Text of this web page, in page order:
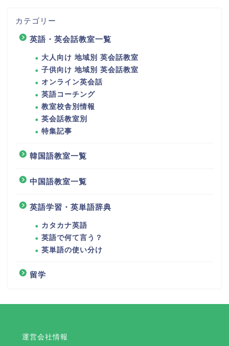
カテゴリー
英語・英会話教室一覧
大人向け 地域別 英会話教室
子供向け 地域別 英会話教室
オンライン英会話
英語コーチング
教室校舎別情報
英会話教室別
特集記事
韓国語教室一覧
中国語教室一覧
英語学習・英単語辞典
カタカナ英語
英語で何て言う？
英単語の使い分け
留学
運営会社情報